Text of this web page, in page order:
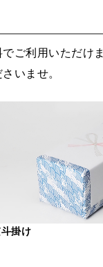
ご利用いただ
いませ。
掛け